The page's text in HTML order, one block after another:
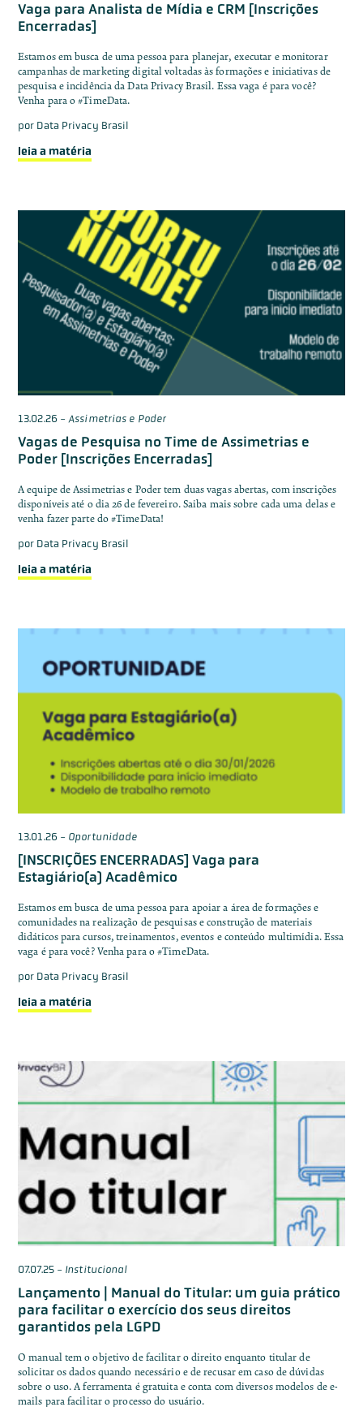
Vaga para Analista de Mídia e CRM [Inscrições
Encerradas]
Estamos em busca de uma pessoa para planejar, executar e monitorar
campanhas de marketing digital voltadas às formações e iniciativas de
pesquisa e incidência da Data Privacy Brasil. Essa vaga é para você?
Venha para o #TimeData.
por Data Privacy Brasil
leia a matéria
13.02.26 - Assimetrias e Poder
Vagas de Pesquisa no Time de Assimetrias e
Poder [Inscrições Encerradas]
A equipe de Assimetrias e Poder tem duas vagas abertas, com inscrições
disponíveis até o dia 26 de fevereiro. Saiba mais sobre cada uma delas e
venha fazer parte do #TimeData!
por Data Privacy Brasil
leia a matéria
13.01.26 - Oportunidade
[INSCRIÇÕES ENCERRADAS] Vaga para
Estagiário(a) Acadêmico
Estamos em busca de uma pessoa para apoiar a área de formações e
comunidades na realização de pesquisas e construção de materiais
didáticos para cursos, treinamentos, eventos e conteúdo multimídia. Essa
vaga é para você? Venha para o #TimeData.
por Data Privacy Brasil
leia a matéria
07.07.25- Institucional
Lançamento | Manual do Titular: um guia prático
para facilitar o exercício dos seus direitos
garantidos pela LGPD
O manual tem o objetivo de facilitar o direito enquanto titular de
solicitar os dados quando necessário e de recusar em caso de dúvidas
sobre o uso. A ferramenta é gratuita e conta com diversos modelos de e-
mails para facilitar o processo do usuário.